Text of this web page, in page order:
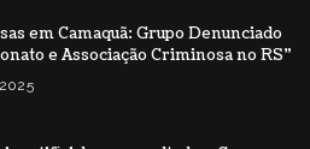
em Camaquã: Grupo Denunciado
e Associação Criminosa no RS”